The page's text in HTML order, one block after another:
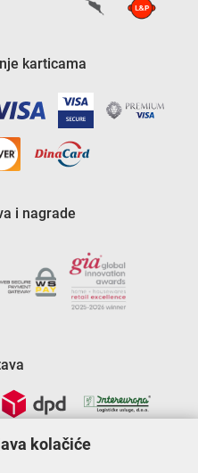
karticama
i nagrade
kolačiće